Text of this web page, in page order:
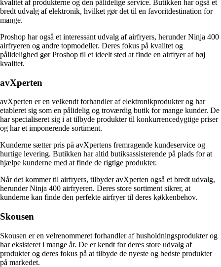
kvalitet af produkterne og den pålidelige service. Butikken har også et
bredt udvalg af elektronik, hvilket gør det til en favoritdestination for
mange.
Proshop har også et interessant udvalg af airfryers, herunder Ninja 400
airfryeren og andre topmodeller. Deres fokus på kvalitet og
pålidelighed gør Proshop til et ideelt sted at finde en airfryer af høj
kvalitet.
avXperten
avXperten er en velkendt forhandler af elektronikprodukter og har
etableret sig som en pålidelig og troværdig butik for mange kunder. De
har specialiseret sig i at tilbyde produkter til konkurrencedygtige priser
og har et imponerende sortiment.
Kunderne sætter pris på avXpertens fremragende kundeservice og
hurtige levering. Butikken har altid butiksassisterende på plads for at
hjælpe kunderne med at finde de rigtige produkter.
Når det kommer til airfryers, tilbyder avXperten også et bredt udvalg,
herunder Ninja 400 airfryeren. Deres store sortiment sikrer, at
kunderne kan finde den perfekte airfryer til deres køkkenbehov.
Skousen
Skousen er en velrenommeret forhandler af husholdningsprodukter og
har eksisteret i mange år. De er kendt for deres store udvalg af
produkter og deres fokus på at tilbyde de nyeste og bedste produkter
på markedet.